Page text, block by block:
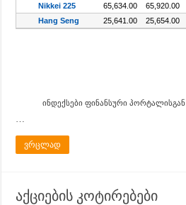
ინდექსები ფინანსური პორტალისგან
ვრცლად
აქციების კოტირებები